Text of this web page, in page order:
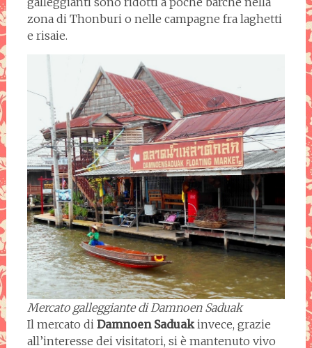
zona di Thonburi o nelle campagne fra laghetti
e risaie.
Mercato galleggiante di Damnoen Saduak
Il mercato di Damnoen Saduakinvece, grazie
all’interesse dei visitatori, si è mantenuto vivo